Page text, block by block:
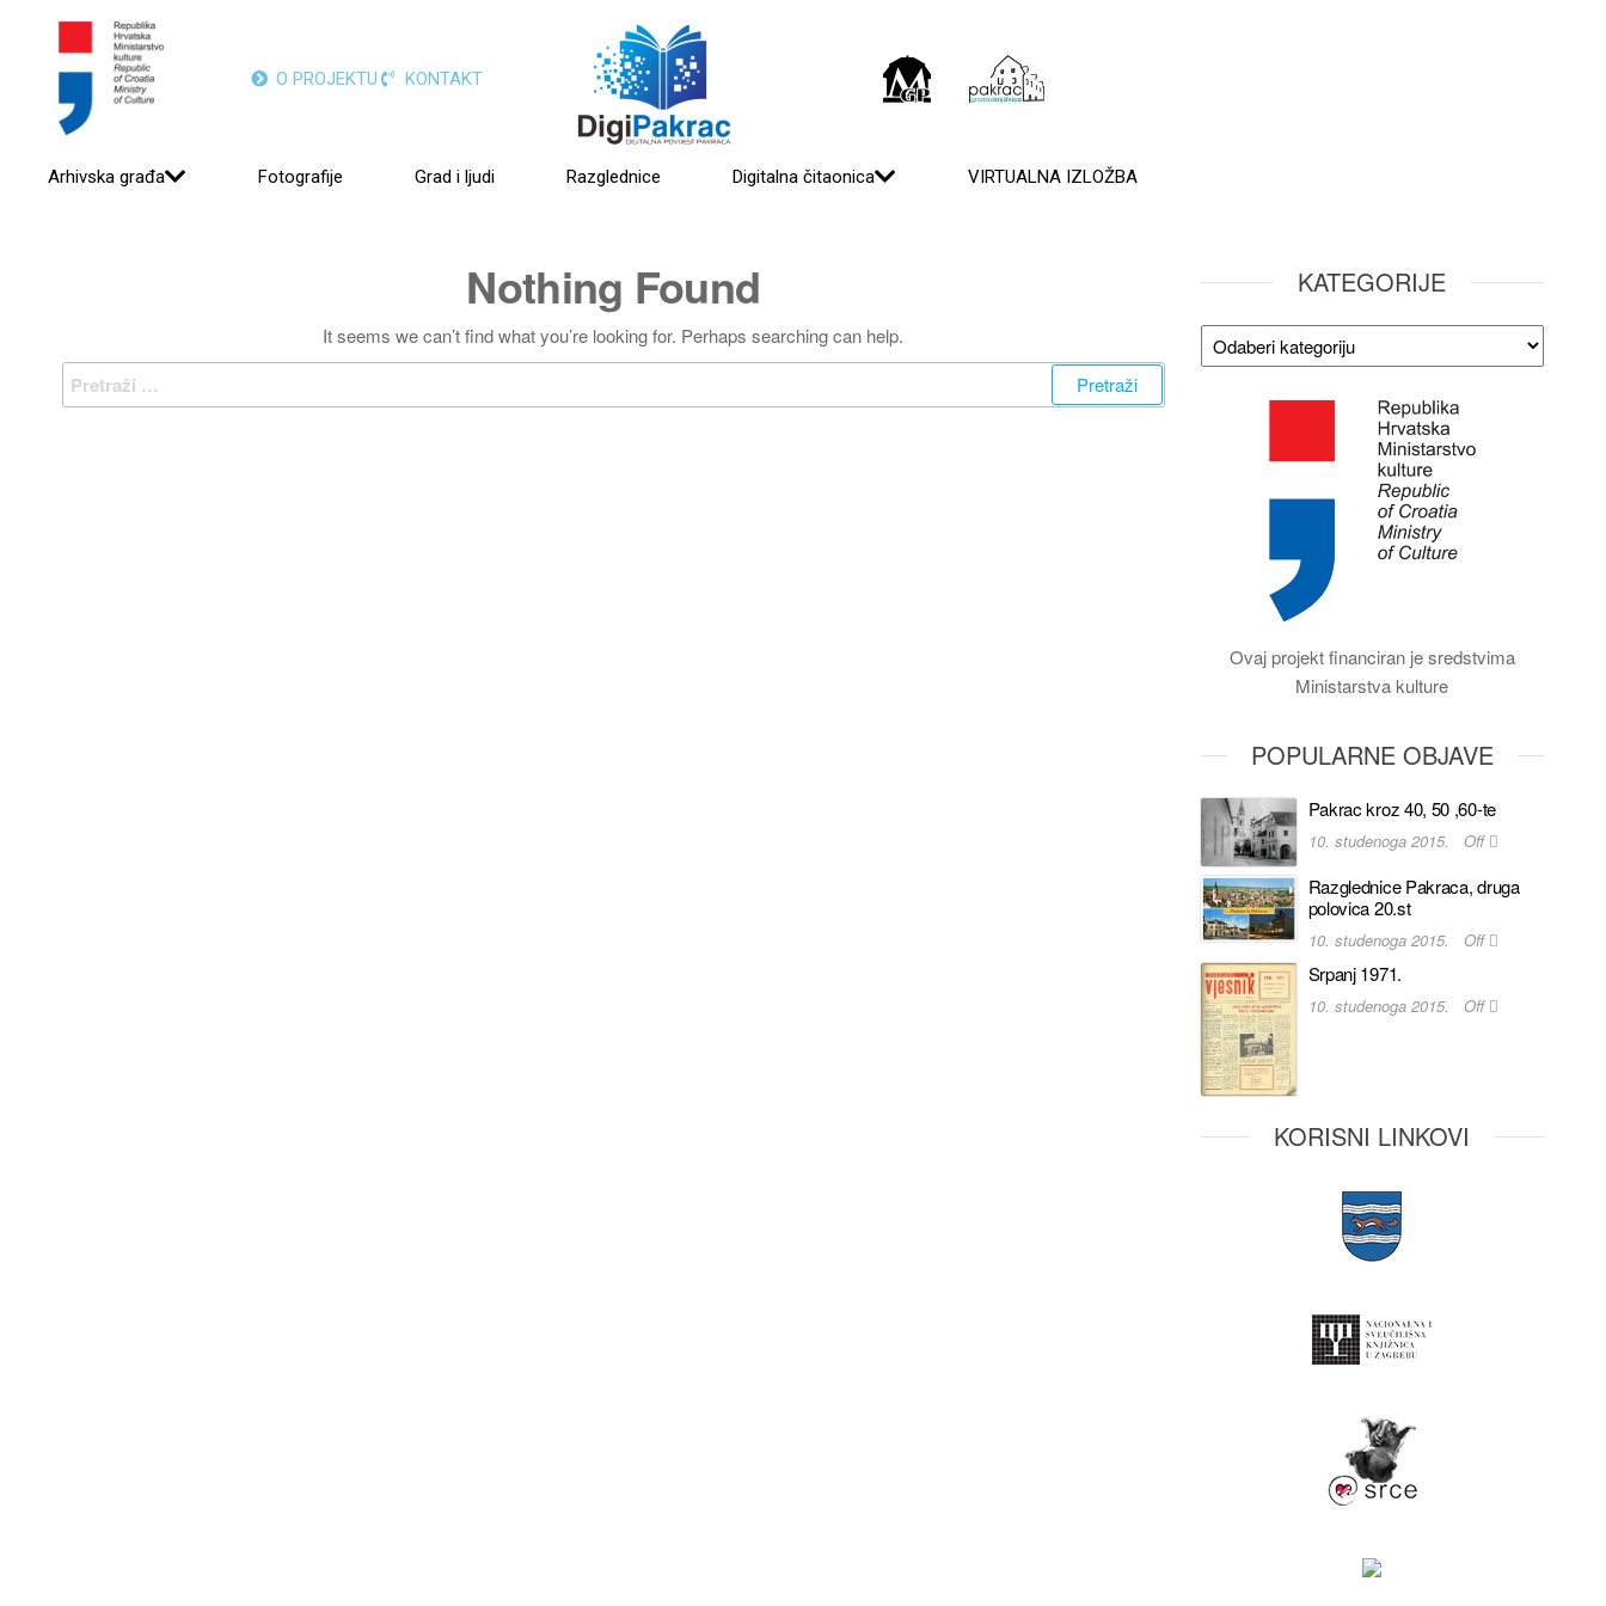
O PROJEKTU KONTAKT
Arhivska građa Fotografije Grad i ljudi Razglednice Digitalna čitaonica VIRTUALNA IZLOŽBA
Nothing Found
It seems we can’t find what you’re looking for. Perhaps searching can help.
KATEGORIJE
Ovaj projekt financiran je sredstvima
Ministarstva kulture
POPULARNE OBJAVE
Pakrac kroz 40, 50 ,60-te
10. studenoga 2015. Off
Razglednice Pakraca, druga
polovica 20.st
10. studenoga 2015. Off
Srpanj 1971.
10. studenoga 2015. Off
KORISNI LINKOVI